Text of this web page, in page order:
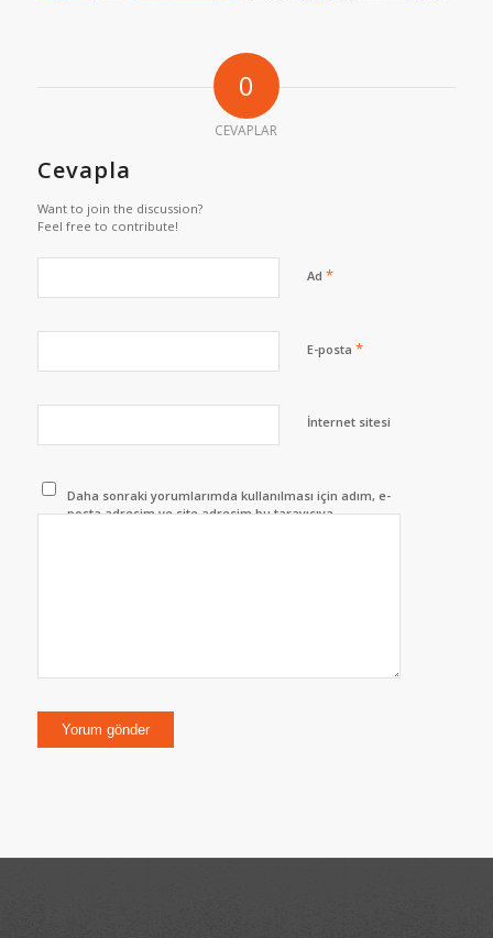
0
CEVAPLAR
Cevapla
Want to join the discussion?
Feel free to contribute!
Ad *
E-posta *
İnternet sitesi
Daha sonraki yorumlarımda kullanılması için adım, e-
posta adresim ve site adresim bu tarayıcıya